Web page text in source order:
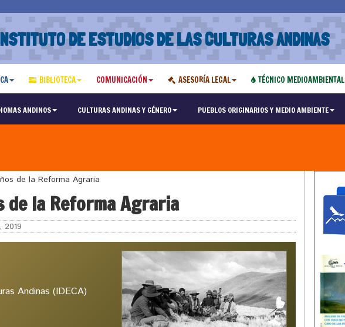
DE ESTUDIOS DE LAS CULTURAS ANDINAS
BIBLIOTECA COMUNICACIÓN ASESORÍA LEGAL TÉCNICO MEDIOAMBIENTAL
ANDINOS CULTURAS ANDINAS Y GÉNERO PUEBLOS ORIGINARIOS Y MEDIO AMBIENTE
de la Reforma Agraria
de la Reforma Agraria
2019
Andinas (IDECA)